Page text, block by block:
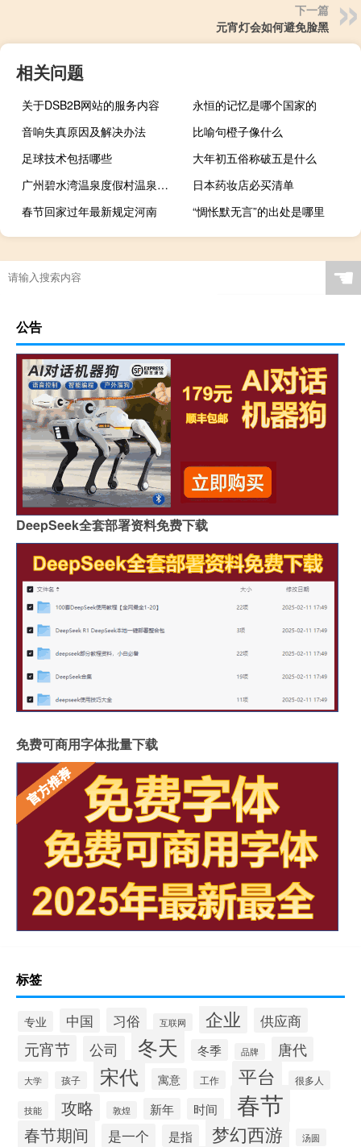
下一篇
元宵灯会如何避免脸黑
相关问题
关于DSB2B网站的服务内容
永恒的记忆是哪个国家的
音响失真原因及解决办法
比喻句橙子像什么
足球技术包括哪些
大年初五俗称破五是什么
广州碧水湾温泉度假村温泉房（广州碧水湾温泉度假村简介）
日本药妆店必买清单
春节回家过年最新规定河南
“惆怅默无言”的出处是哪里
技多不压身
☚
公告
DeepSeek全套部署资料免费下载
免费可商用字体批量下载
标签
专业 中国 习俗 互联网 企业 供应商
元宵节 公司 冬天 冬季 品牌 唐代
大学 孩子 宋代 寓意 工作 平台 很多人
技能 攻略 敦煌 新年 时间 春节
春节期间 是一个 是指 梦幻西游 汤圆